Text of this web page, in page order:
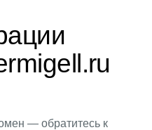
— обратитесь к